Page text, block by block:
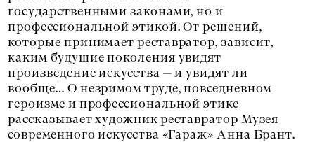
государственными законами, но и
профессиональной этикой. От решений,
которые принимает реставратор, зависит,
каким будущие поколения увидят
произведение искусства — и увидят ли
вообще… О незримом труде, повседневном
героизме и профессиональной этике
рассказывает художник-реставратор Музея
современного искусства «Гараж» Анна Брант.